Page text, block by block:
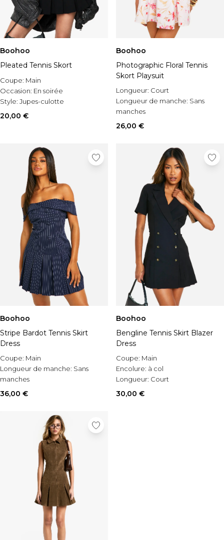
Boohoo
Pleated Tennis Skort
Coupe: Main
Occasion: En soirée
Style: Jupes-culotte
20,00 €
Boohoo
Photographic Floral Tennis
Skort Playsuit
Longueur: Court
Longueur de manche: Sans
manches
Matérial:
26,00 €
Boohoo
Stripe Bardot Tennis Skirt
Dress
Coupe: Main
Longueur de manche: Sans
manches
Occasion:
36,00 €
Boohoo
Bengline Tennis Skirt Blazer
Dress
Coupe: Main
Encolure: à col
Longueur: Court
30,00 €